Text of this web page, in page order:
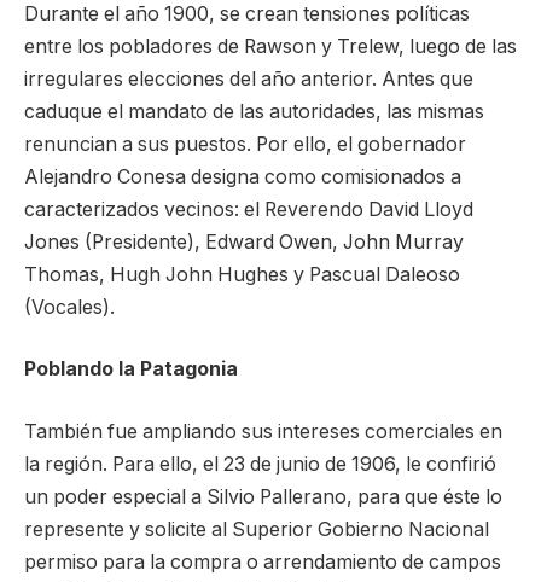
Durante el año 1900, se crean tensiones políticas
entre los pobladores de Rawson y Trelew, luego de las
irregulares elecciones del año anterior. Antes que
caduque el mandato de las autoridades, las mismas
renuncian a sus puestos. Por ello, el gobernador
Alejandro Conesa designa como comisionados a
caracterizados vecinos: el Reverendo David Lloyd
Jones (Presidente), Edward Owen, John Murray
Thomas, Hugh John Hughes y Pascual Daleoso
(Vocales).
Poblando la Patagonia
También fue ampliando sus intereses comerciales en
la región. Para ello, el 23 de junio de 1906, le confirió
un poder especial a Silvio Pallerano, para que éste lo
represente y solicite al Superior Gobierno Nacional
permiso para la compra o arrendamiento de campos